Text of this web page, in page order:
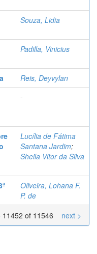
Souza, Lidia
Padilla, Vinicius
Reis, Deyvylan
-
Lucília de Fátima
Santana Jardim;
Sheila Vitor da Silva
Oliveira, Lohana F.
P. de
of 11546
next >